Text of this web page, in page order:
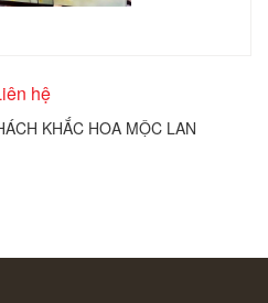
hệ
KHẮC HOA MỘC LAN